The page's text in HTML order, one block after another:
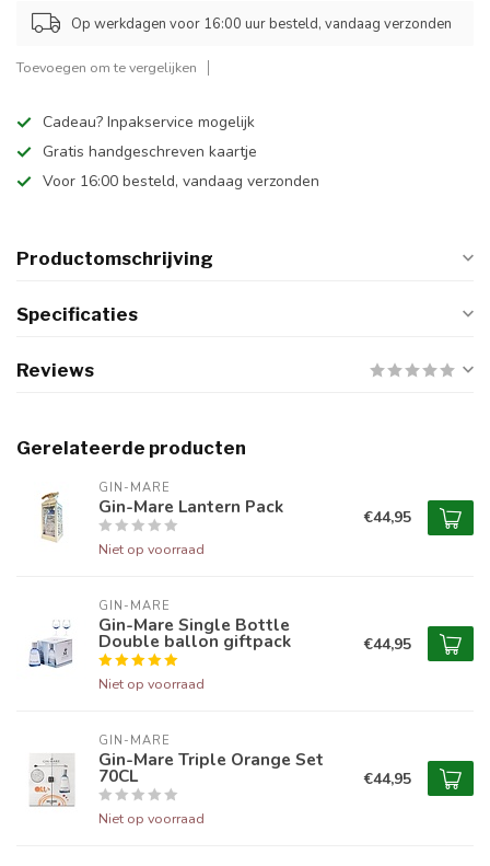
Op werkdagen voor 16:00 uur besteld, vandaag verzonden
Toevoegen om te vergelijken
Cadeau? Inpakservice mogelijk
Gratis handgeschreven kaartje
Voor 16:00 besteld, vandaag verzonden
Productomschrijving
Specificaties
Reviews
Gerelateerde producten
GIN-MARE
Gin-Mare Lantern Pack
Niet op voorraad
€44,95
GIN-MARE
Gin-Mare Single Bottle
Double ballon giftpack
Niet op voorraad
€44,95
GIN-MARE
Gin-Mare Triple Orange Set
70CL
Niet op voorraad
€44,95